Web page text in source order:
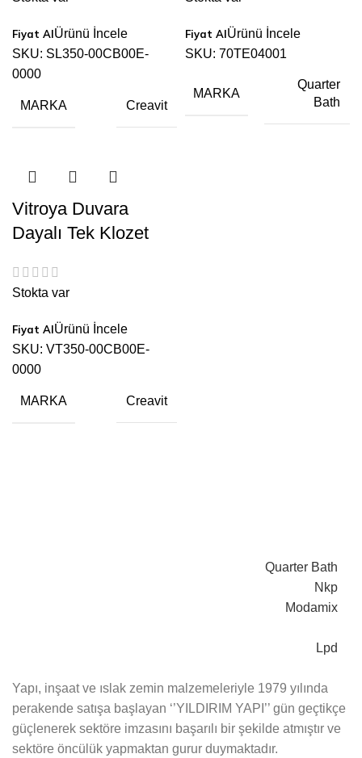
Ürünü İncele
SKU: SL350-00CB00E-
0000
MARKA Creavit
Ürünü İncele
SKU: 70TE04001
MARKA
Quarter
Bath
Vitroya Duvara
Dayalı Tek Klozet
Stokta var
Ürünü İncele
SKU: VT350-00CB00E-
0000
MARKA Creavit
Quarter Bath
Nkp
Modamix
Lpd
Yapı, inşaat ve ıslak zemin malzemeleriyle 1979 yılında
perakende satışa başlayan ‘’YILDIRIM YAPI’’ gün geçtikçe
güçlenerek sektöre imzasını başarılı bir şekilde atmıştır ve
sektöre öncülük yapmaktan gurur duymaktadır.